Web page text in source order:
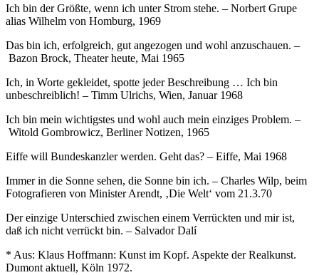
Ich bin der Größte, wenn ich unter Strom stehe. – Norbert Grupe
alias Wilhelm von Homburg, 1969
Das bin ich, erfolgreich, gut angezogen und wohl anzuschauen. –
Bazon Brock, Theater heute, Mai 1965
Ich, in Worte gekleidet, spotte jeder Beschreibung … Ich bin
unbeschreiblich! – Timm Ulrichs, Wien, Januar 1968
Ich bin mein wichtigstes und wohl auch mein einziges Problem. –
Witold Gombrowicz, Berliner Notizen, 1965
Eiffe will Bundeskanzler werden. Geht das? – Eiffe, Mai 1968
Immer in die Sonne sehen, die Sonne bin ich. – Charles Wilp, beim
Fotografieren von Minister Arendt, ‚Die Welt‘ vom 21.3.70
Der einzige Unterschied zwischen einem Verrückten und mir ist,
daß ich nicht verrückt bin. – Salvador Dalí
* Aus: Klaus Hoffmann: Kunst im Kopf. Aspekte der Realkunst.
Dumont aktuell, Köln 1972.